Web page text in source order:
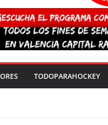
España sub20
del mundo
vez!
TODOPARAHOCKEY